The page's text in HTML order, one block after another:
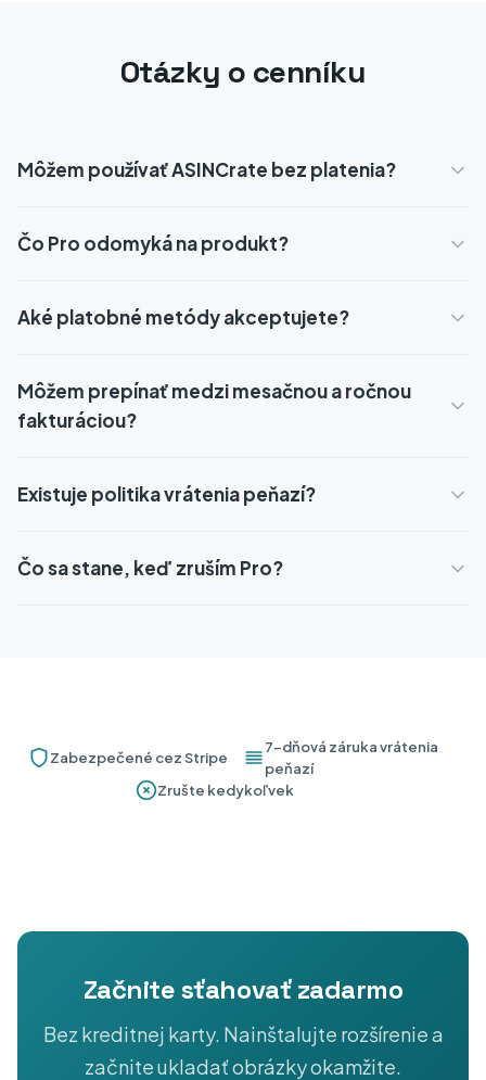
Otázky o cenníku
Môžem používať ASINCrate bez platenia?
Čo Pro odomyká na produkt?
Aké platobné metódy akceptujete?
Môžem prepínať medzi mesačnou a ročnou
fakturáciou?
Existuje politika vrátenia peňazí?
Čo sa stane, keď zruším Pro?
Zabezpečené cez Stripe
7-dňová záruka vrátenia
peňazí
Zrušte kedykoľvek
Začnite sťahovať zadarmo
Bez kreditnej karty. Nainštalujte rozšírenie a
začnite ukladať obrázky okamžite.